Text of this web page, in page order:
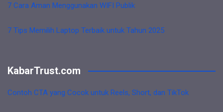
7 Cara Aman Menggunakan WIFI Publik
7 Tips Memilih Laptop Terbaik untuk Tahun 2025
KabarTrust.com
Contoh CTA yang Cocok untuk Reels, Short, dan TikTok